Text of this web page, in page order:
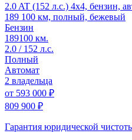
2.0 AT (152 л.с.) 4x4, бензин,
189 100 км, полный, бежевый
Бензин
189100 км.
2.0 / 152 л.с.
Полный
Автомат
2 владельца
от 593 000 ₽
809 900 ₽
Гарантия юридической